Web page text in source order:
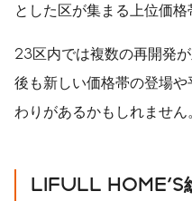
とした区が集まる上位価格
23区内では複数の再開発
後も新しい価格帯の登場
わりがあるかもしれません
LIFULL HOME'S